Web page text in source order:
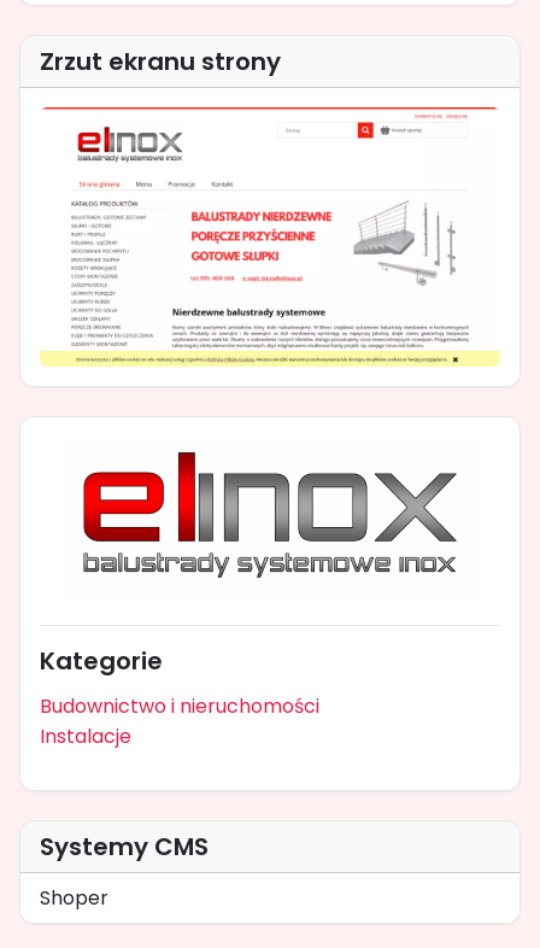
Zrzut ekranu strony
Kategorie
Budownictwo i nieruchomości
Instalacje
Systemy CMS
Shoper